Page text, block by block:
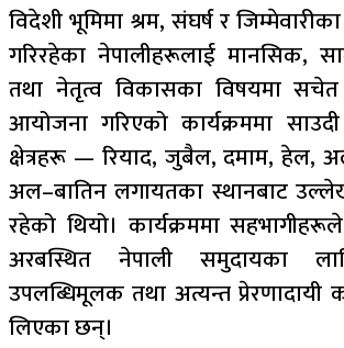
विदेशी भूमिमा श्रम, संघर्ष र
गरिरहेका नेपालीहरूलाई मानसिक,
तथा नेतृत्व विकासका विषयमा सचेत
आयोजना गरिएको कार्यक्रममा
क्षेत्रहरू — रियाद, जुबैल, दमाम, हेल,
अल–बातिन लगायतका स्थानबाट
रहेको थियो। कार्यक्रममा
अरबस्थित नेपाली समुदायका
उपलब्धिमूलक तथा अत्यन्त प्रेरणादायी
लिएका छन्।